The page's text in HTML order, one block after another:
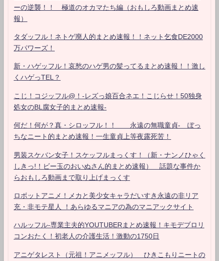
ーの逆襲！！ 極道のオカマたち編（おもしろ動画まとめ速
報）
タダッフル！ネトゲ廃人的まとめ速報！！ネット乞食DE2000
万パワーズ！
新・ハゲッフル！哀愁のハゲ男の髪ってるまとめ速報！！激し
くハゲっTEL？
こじ！コジッフル@！-レズっ娘百合ネエ！こじらせ！50独身
処女のBL腐女子的まとめ速報-
何だ！何が？真・シロッフル！！ 永遠の無職童貞- ぼっ
ちなニート的まとめ速報！一生童貞上等夜露死苦！
男装スケバン女子！スケッフルまっくす！（新・ナンノひゃく
しきっ!！ビー玉のおいぬさん的まとめ速報） 話題な事件か
らおもしろ動画まで取り上げまっくす
ロボットアニメ！メカと美少女キャラだいすき永遠の非リア
充・非モテ星人 ！あらゆるマニアの為のマニアックサイト
ハルッフル-専業主夫的YOUTUBERまとめ速報！キモデブロリ
コンおたく！初老人の介護生活！激動の1750日
アニゲタレスト（元祖！アニメッフル） ひきこもりニートの